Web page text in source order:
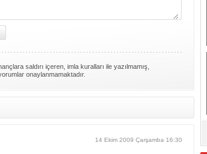
saldırı içeren, imla kuralları ile yazılmamış,
onaylanmamaktadır.
14 Ekim 2009 Çarşamba 16:30